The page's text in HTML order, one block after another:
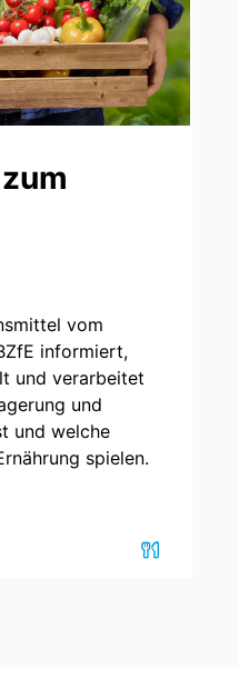
vom
informiert,
und verarbeitet
und
und welche
spielen.